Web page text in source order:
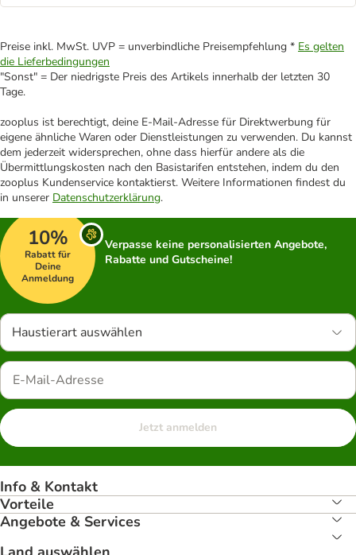
Preise inkl. MwSt. UVP = unverbindliche Preisempfehlung * Es gelten
die Lieferbedingungen
"Sonst" = Der niedrigste Preis des Artikels innerhalb der letzten 30
Tage.
zooplus ist berechtigt, deine E-Mail-Adresse für Direktwerbung für
eigene ähnliche Waren oder Dienstleistungen zu verwenden. Du kannst
dem jederzeit widersprechen, ohne dass hierfür andere als die
Übermittlungskosten nach den Basistarifen entstehen, indem du den
zooplus Kundenservice kontaktierst. Weitere Informationen findest du
in unserer Datenschutzerklärung.
10%
Rabatt für
Deine
Anmeldung
Verpasse keine personalisierten Angebote,
Rabatte und Gutscheine!
Haustierart auswählen
Jetzt anmelden
Info & Kontakt
Vorteile
Angebote & Services